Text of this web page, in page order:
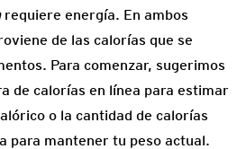
requiere energía. En ambos
de las calorías que se
Para comenzar, sugerimos
de calorías en línea para estimar
o la cantidad de calorías
para mantener tu peso actual.